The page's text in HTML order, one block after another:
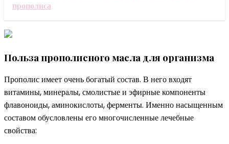
прополиса
Польза прополисного масла для организма
Прополис имеет очень богатый состав. В него входят
витамины, минералы, смолистые и эфирные компоненты
флавоноиды, аминокислоты, ферменты. Именно насыщенным
составом обусловлены его многочисленные лечебные
свойства: